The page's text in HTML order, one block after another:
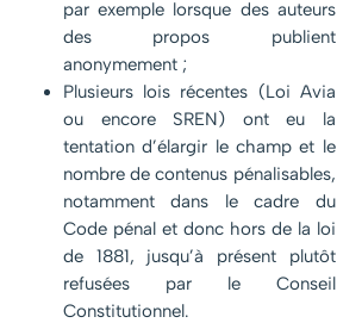
par exemple lorsque des auteurs
des propos publient
anonymement ;
Plusieurs lois récentes (Loi Avia
ou encore SREN) ont eu la
tentation d’élargir le champ et le
nombre de contenus pénalisables,
notamment dans le cadre du
Code pénal et donc hors de la loi
de 1881, jusqu’à présent plutôt
refusées par le Conseil
Constitutionnel.